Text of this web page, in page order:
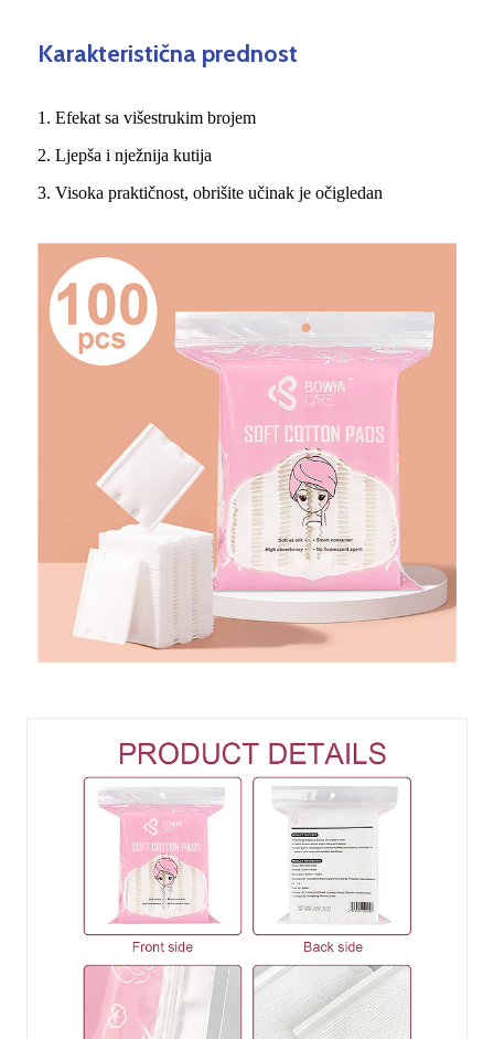
Karakteristična prednost
1. Efekat sa višestrukim brojem
2. Ljepša i nježnija kutija
3. Visoka praktičnost, obrišite učinak je očigledan